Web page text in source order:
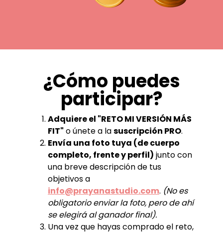
¿Cómo puedes
participar?
Adquiere el "RETO MI VERSIÓN MÁS
FIT" o únete a lasuscripción PRO.
Envía una foto tuya (de cuerpo
completo, frente y perfil) junto con
una breve descripción de tus
objetivos a
info@prayanastudio.com. (No es
obligatorio enviar la foto, pero de ahí
se elegirá al ganador final).
Una vez que hayas comprado el reto,